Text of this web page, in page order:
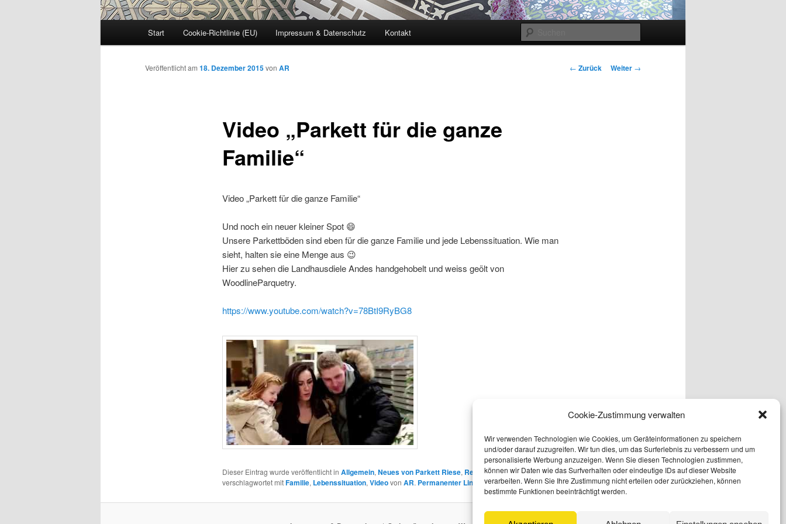
Cookie-Zustimmung verwalten
Wir verwenden Technologien wie Cookies, um Geräteinformationen zu speichern
und/oder darauf zuzugreifen. Wir tun dies, um das Surferlebnis zu verbessern und um
personalisierte Werbung anzuzeigen. Wenn Sie diesen Technologien zustimmen,
können wir Daten wie das Surfverhalten oder eindeutige IDs auf dieser Website
verarbeiten. Wenn Sie Ihre Zustimmung nicht erteilen oder zurückziehen, können
bestimmte Funktionen beeinträchtigt werden.
Start Cookie-Richtlinie (EU) Impressum & Datenschutz Kontakt
Beitragsnavigation
← Zurück Weiter →
Video „Parkett für die ganze
Familie“
Veröffentlicht am 18. Dezember 2015von AR
Video „Parkett für die ganze Familie“
Und noch ein neuer kleiner ‪‎Spot‬ 😄
Unsere Parkettböden sind eben für die ganze ‪Familie‬ und jede ‪Lebenssituation‬. Wie man
sieht, halten sie eine Menge aus 😉
Hier zu sehen die ‪‎Landhausdiele‬ Andes handgehobelt und weiss geölt von
‪WoodlineParquetry‬.
https://www.youtube.com/watch?v=78BtI9RyBG8
Dieser Eintrag wurde veröffentlicht in Allgemein, Neues von Parkett Riese, Referenzenund
verschlagwortet mitFamilie, Lebenssituation, Videovon AR. Permanenter Link zum Eintrag.